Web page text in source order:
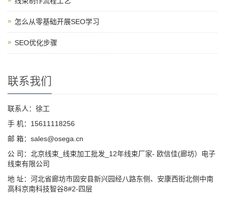
怎么从零基础开展SEO学习
SEO优化步骤
联系我们
联系人：徐工
手 机：15611118256
邮 箱：sales@osega.cn
公 司：北京线束_线束加工批发_12年线束厂家- 欧信佳(廊坊）电子
线束有限公司
地 址：河北省廊坊市固安县新兴园经八路东侧、安康西街北侧中南
高科京南科技智谷8#2-四层